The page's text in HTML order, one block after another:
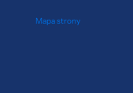
Mapa strony